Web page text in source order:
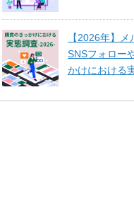
【2026年】メ
SNSフォロー
かけにおける